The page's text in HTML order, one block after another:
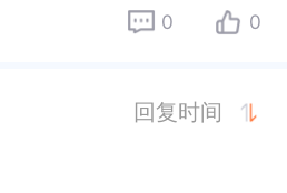
0 0
回复时间